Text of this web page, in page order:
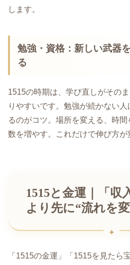
します。
勉強・資格：新しい武器
る
1515の時期は、学び直しがその
りやすいです。勉強が続かない人
るのがコツ。場所を変える、時
数を増やす。これだけで伸び方が
1515と金運｜「収
より先に“流れを
「1515の金運」「1515を見たら